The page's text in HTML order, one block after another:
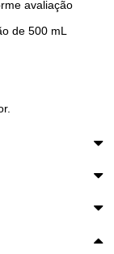
avaliação
de 500 mL